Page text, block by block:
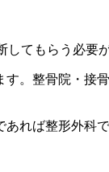
てもらう必要が
。整骨院・接
れば整形外科